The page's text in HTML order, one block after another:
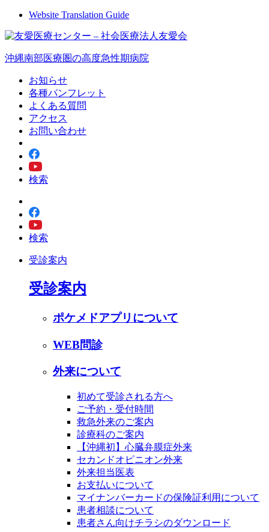
Website Translation Guide
沖縄南部医療圏の高度急性期病院
お知らせ
各種パンフレット
よくある質問
アクセス
お問い合わせ
検索
検索
受診案内
受診案内
ポケメドアプリについて
WEB問診
外来について
初めて受診される方へ
ご予約・受付時間
救急外来のご案内
診療科のご案内
【沖縄初】心臓弁膜症外来
セカンドオピニオン外来
外来担当医表
お支払いについて
マイナンバーカードの保険証利用について
患者相談について
患者さん向けチラシのダウンロード